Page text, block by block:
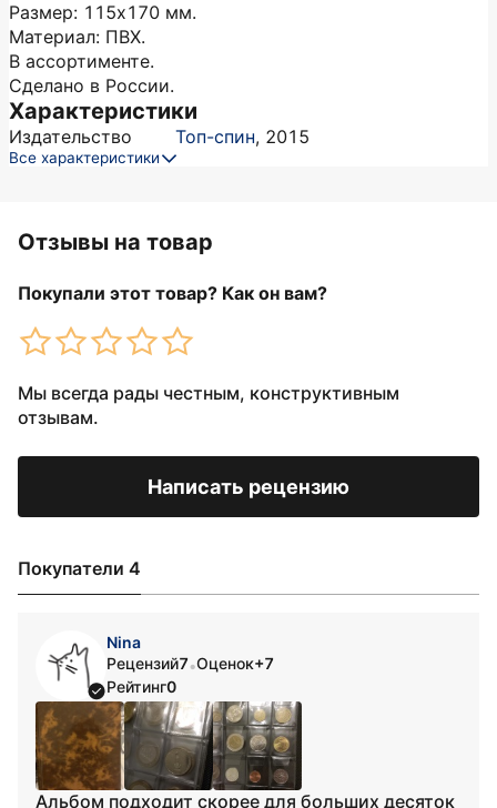
Размер: 115х170 мм.
Материал: ПВХ.
В ассортименте.
Сделано в России.
Характеристики
Издательство Топ-спин, 2015
Все характеристики
Отзывы на товар
Покупали этот товар? Как он вам?
Мы всегда рады честным, конструктивным
отзывам.
Написать рецензию
Покупатели 4
Nina
Рецензий7•Оценок+7
Рейтинг0
Альбом подходит скорее для больших десяток